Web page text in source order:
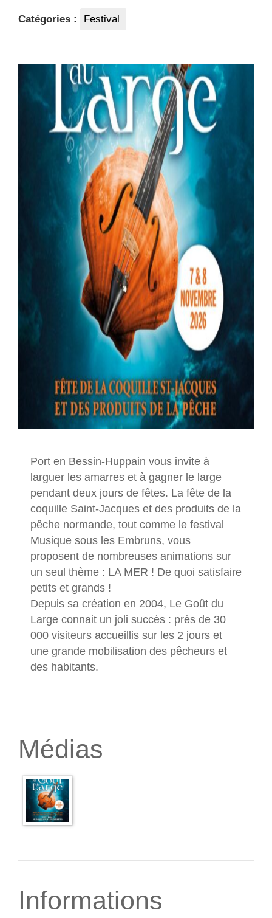
Catégories : Festival
Port en Bessin-Huppain vous invite à
larguer les amarres et à gagner le large
pendant deux jours de fêtes. La fête de la
coquille Saint-Jacques et des produits de la
pêche normande, tout comme le festival
Musique sous les Embruns, vous
proposent de nombreuses animations sur
un seul thème : LA MER ! De quoi satisfaire
petits et grands !
Depuis sa création en 2004, Le Goût du
Large connait un joli succès : près de 30
000 visiteurs accueillis sur les 2 jours et
une grande mobilisation des pêcheurs et
des habitants.
Médias
Informations